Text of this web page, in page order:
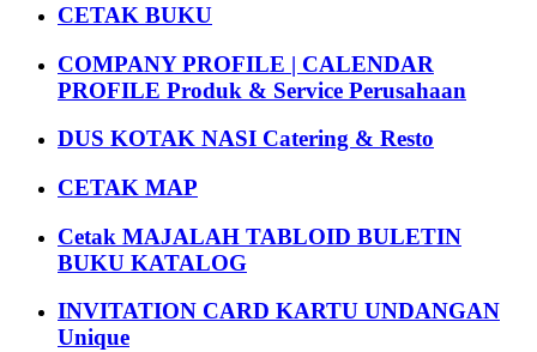
CETAK BUKU
COMPANY PROFILE | CALENDAR
PROFILE Produk & Service Perusahaan
DUS KOTAK NASI Catering & Resto
CETAK MAP
Cetak MAJALAH TABLOID BULETIN
BUKU KATALOG
INVITATION CARD KARTU UNDANGAN
Unique